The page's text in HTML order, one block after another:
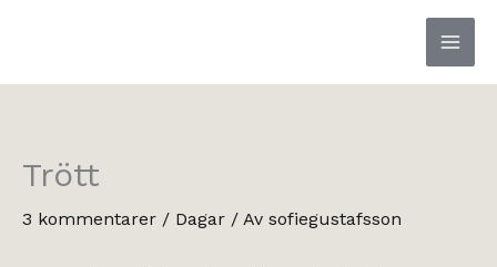
Trött
3 kommentarer / Dagar / Av sofiegustafsson